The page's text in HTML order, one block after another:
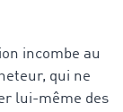
incombe au
qui ne
lui-même des